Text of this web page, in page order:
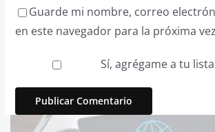
Guarde mi nombre, correo
en este navegador para la próxima
Sí, agrégame a tu